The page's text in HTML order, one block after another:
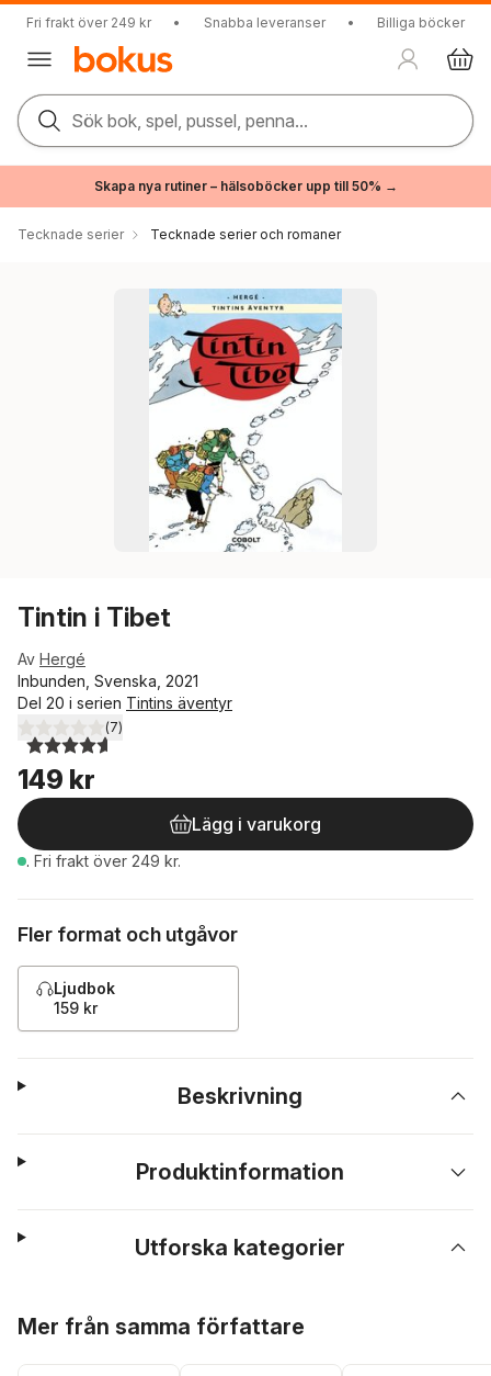
Fri frakt över 249 kr • Snabba leveranser • Billiga böcker
Sök bok, spel, pussel, penna...
Skapa nya rutiner – hälsoböcker upp till 50% →
Tecknade serier Tecknade serier och romaner
Tintin i Tibet
Av Hergé
Inbunden, Svenska, 2021
Del 20 i serien Tintins äventyr
4,6utav 5 stjärnor. Totalt antal röster:
(7)
149 kr
Lägg i varukorg
. Fri frakt över 249 kr.
Fler format och utgåvor
Ljudbok
159 kr
Beskrivning
Produktinformation
Utforska kategorier
Mer från samma författare